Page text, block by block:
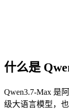
什么是
Qwen3.7-Max 是
级大语言模型，